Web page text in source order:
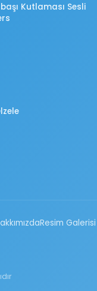
Kutlaması Sesli
Resim Galerisi